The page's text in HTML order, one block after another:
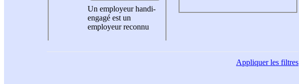
Un employeur handi-
engagé est un
employeur reconnu
Appliquerles filtres